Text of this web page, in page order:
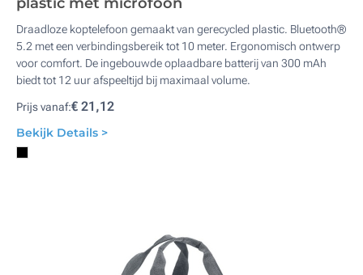
Draadloze koptelefoon gemaakt van gerecycled plastic. Bluetooth®
5.2 met een verbindingsbereik tot 10 meter. Ergonomisch ontwerp
voor comfort. De ingebouwde oplaadbare batterij van 300 mAh
biedt tot 12 uur afspeeltijd bij maximaal volume.
Prijs vanaf:€ 21,12
Bekijk Details >